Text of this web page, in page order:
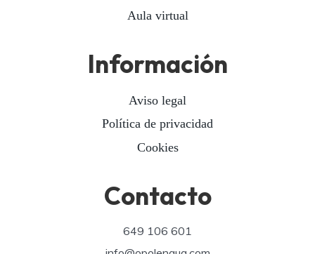
Aula virtual
Información
Aviso legal
Política de privacidad
Cookies
Contacto
649 106 601